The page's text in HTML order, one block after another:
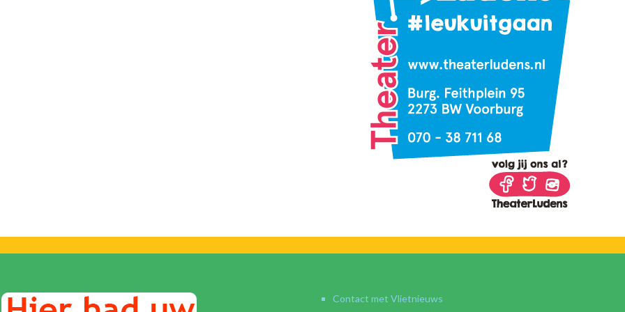
Contact met Vlietnieuws